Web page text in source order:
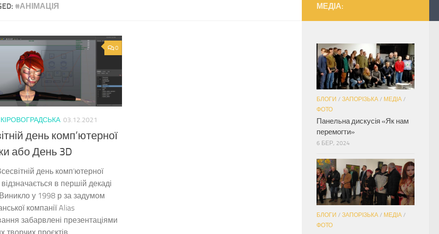
#АНІМАЦІЯ
0
КІРОВОГРАДСЬКА 03.12.2021
день комп’ютерної
або День 3D
день комп’ютерної
в першій декаді
у 1998 р за задумом
компанії Alias
забарвлені презентаціями
МЕДІА:
БЛОГИ / ЗАПОРІЗЬКА / МЕДІА /
ФОТО
Панельна дискусія «Як нам
перемогти»
6 БЕР, 2024
БЛОГИ / ЗАПОРІЗЬКА / МЕДІА /
ФОТО